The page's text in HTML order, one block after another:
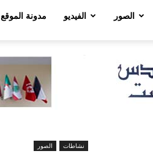
مدونة الموقع الفيديو الصور
الصور نشاطات